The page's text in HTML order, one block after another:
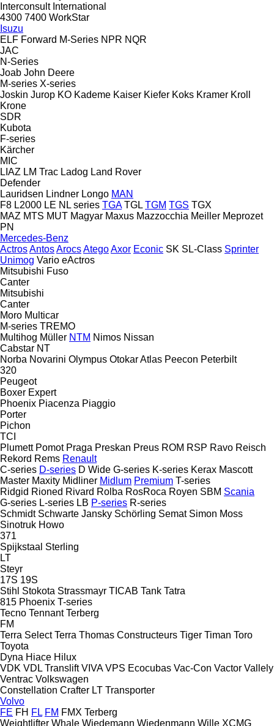
Interconsult International
4300 7400 WorkStar
Isuzu
ELF Forward M-Series NPR NQR
JAC
N-Series
Joab John Deere
M-series X-series
Joskin Jurop KO Kademe Kaiser Kiefer Koks Kramer Kroll
Krone
SDR
Kubota
F-series
Kärcher
MIC
LIAZ LM Trac Ladog Land Rover
Defender
Lauridsen Lindner Longo MAN
F8 L2000 LE NL series TGA TGL TGM TGS TGX
MAZ MTS MUT Magyar Maxus Mazzocchia Meiller Meprozet
PN
Mercedes-Benz
ActrosAntosArocsAtegoAxor Econic SK SL-Class Sprinter
Unimog Vario eActros
Mitsubishi Fuso
Canter
Mitsubishi
Canter
Moro Multicar
M-series TREMO
Multihog Müller NTM Nimos Nissan
Cabstar NT
Norba Novarini Olympus Otokar Atlas Peecon Peterbilt
320
Peugeot
Boxer Expert
Phoenix Piacenza Piaggio
Porter
Pichon
TCI
Plumett Pomot Praga Preskan Preus ROM RSP Ravo Reisch
Rekord Rems Renault
C-series D-series D Wide G-series K-series Kerax Mascott
Master Maxity Midliner Midlum Premium T-series
Ridgid Rioned Rivard Rolba RosRoca Royen SBM Scania
G-series L-series LB P-series R-series
Schmidt Schwarte Jansky Schörling Semat Simon Moss
Sinotruk Howo
371
Spijkstaal Sterling
LT
Steyr
17S 19S
Stihl Stokota Strassmayr TICAB Tank Tatra
815 Phoenix T-series
Tecno Tennant Terberg
FM
Terra Select Terra Thomas Constructeurs Tiger Timan Toro
Toyota
Dyna Hiace Hilux
VDK VDL Translift VIVA VPS Ecocubas Vac-Con Vactor Vallely
Ventrac Volkswagen
Constellation Crafter LT Transporter
Volvo
FE FH FL FM FMX Terberg
Weightlifter Whale Wiedemann Wiedenmann Wille XCMG